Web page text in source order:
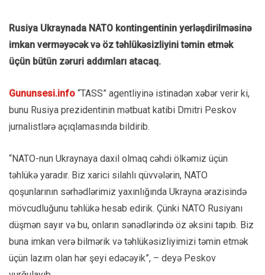
Rusiya Ukraynada NATO kontingentinin yerləşdirilməsinə
imkan verməyəcək və öz təhlükəsizliyini təmin etmək
üçün bütün zəruri addımları atacaq.
Gununsesi.info “TASS” agentliyinə istinadən xəbər verir ki,
bunu Rusiya prezidentinin mətbuat katibi Dmitri Peskov
jurnalistlərə açıqlamasında bildirib.
“NATO-nun Ukraynaya daxil olmaq cəhdi ölkəmiz üçün
təhlükə yaradır. Biz xarici silahlı qüvvələrin, NATO
qoşunlarının sərhədlərimiz yaxınlığında Ukrayna ərazisində
mövcudluğunu təhlükə hesab edirik. Çünki NATO Rusiyanı
düşmən sayır və bu, onların sənədlərində öz əksini tapıb. Biz
buna imkan verə bilmərik və təhlükəsizliyimizi təmin etmək
üçün lazım olan hər şeyi edəcəyik”, – deyə Peskov